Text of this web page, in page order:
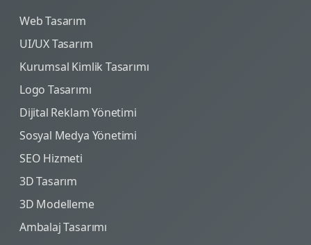
Web Tasarım
UI/UX Tasarım
Kurumsal Kimlik Tasarımı
Logo Tasarımı
Dijital Reklam Yönetimi
Sosyal Medya Yönetimi
SEO Hizmeti
3D Tasarım
3D Modelleme
Ambalaj Tasarımı